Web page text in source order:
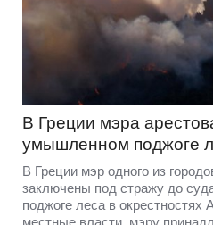
В Греции мэра
умышленном поджоге
В Греции мэр одного из
заключены под стражу до
поджоге леса в
местные власти, мэру